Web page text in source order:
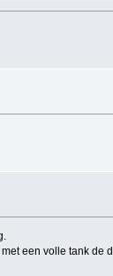
een volle tank de